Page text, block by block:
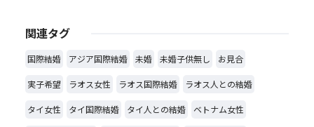
関連タグ
国際結婚 アジア国際結婚 未婚 未婚子供無し お見合
実子希望 ラオス女性 ラオス国際結婚 ラオス人との結婚
タイ女性 タイ国際結婚 タイ人との結婚 ベトナム女性